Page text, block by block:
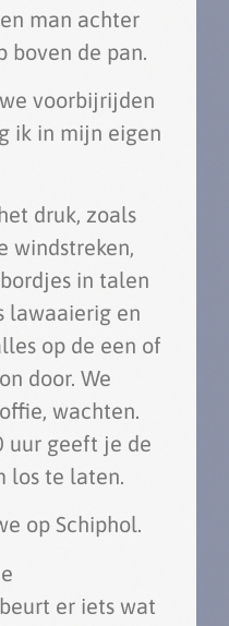
man achter
boven de pan.
voorbijrijden
ik in mijn eigen
druk, zoals
windstreken,
in talen
lawaaierig en
op de een of
door. We
wachten.
uur geeft je de
los te laten.
op Schiphol.
er iets wat